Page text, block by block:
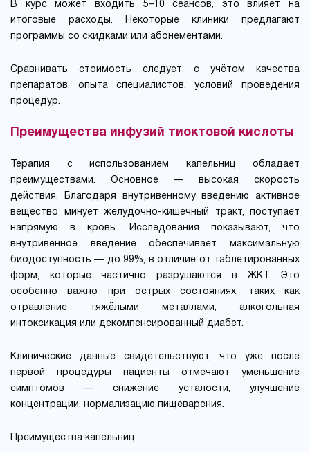
В курс может входить 5–10 сеансов, это влияет на
итоговые расходы. Некоторые клиники предлагают
программы со скидками или абонементами.
Сравнивать стоимость следует с учётом качества
препаратов, опыта специалистов, условий проведения
процедур.
Преимущества инфузий тиоктовой кислоты
Терапия с использованием капельниц обладает
преимуществами. Основное — высокая скорость
действия. Благодаря внутривенному введению активное
вещество минует желудочно-кишечный тракт, поступает
напрямую в кровь. Исследования показывают, что
внутривенное введение обеспечивает максимальную
биодоступность — до 99%, в отличие от таблетированных
форм, которые частично разрушаются в ЖКТ. Это
особенно важно при острых состояниях, таких как
отравление тяжёлыми металлами, алкогольная
интоксикация или декомпенсированный диабет.
Клинические данные свидетельствуют, что уже после
первой процедуры пациенты отмечают уменьшение
симптомов — снижение усталости, улучшение
концентрации, нормализацию пищеварения.
Преимущества капельниц: